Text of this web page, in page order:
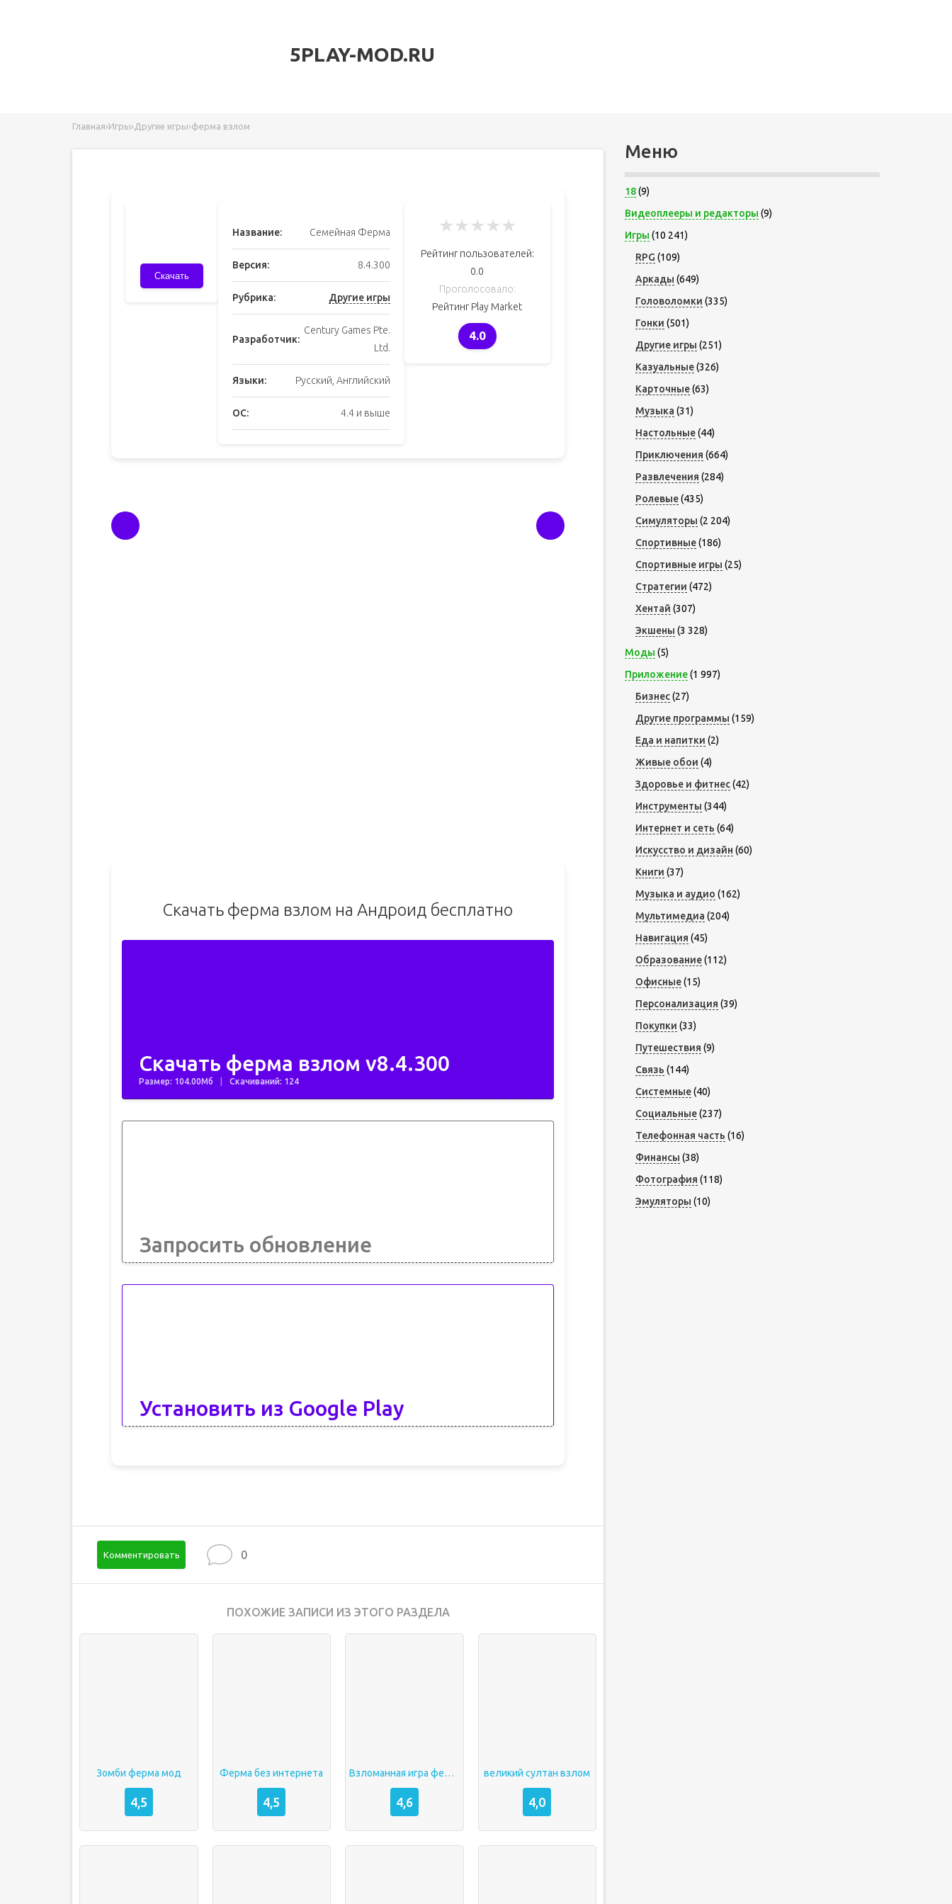
5PLAY-MOD.RU
Главная›Игры› Другие игры›ферма взлом
Скачать
Название: Семейная Ферма
Версия: 8.4.300
Рубрика: Другие игры
Разработчик:
Century Games Pte.
Ltd.
Языки: Русский, Английский
ОС: 4.4 и выше
★★★★★
Рейтинг пользователей:
0.0
Проголосовало:
Рейтинг Play Market
4.0
Скачать ферма взлом на Андроид бесплатно
Скачать ферма взлом v8.4.300
Размер: 104.00Мб Скачиваний: 124
Запросить обновление
Установить из Google Play
Комментировать 0
ПОХОЖИЕ ЗАПИСИ ИЗ ЭТОГО РАЗДЕЛА
Зомби ферма мод
4,5
Ферма без интернета
4,5
Взломанная игра ферма
4,6
великий султан взлом
4,0
Меню
18(9)
Видеоплееры и редакторы (9)
Игры (10 241)
RPG (109)
Аркады (649)
Головоломки (335)
Гонки (501)
Другие игры (251)
Казуальные(326)
Карточные(63)
Музыка (31)
Настольные(44)
Приключения (664)
Развлечения (284)
Ролевые(435)
Симуляторы (2 204)
Спортивные(186)
Спортивные игры (25)
Стратегии (472)
Хентай (307)
Экшены (3 328)
Моды (5)
Приложение(1 997)
Бизнес(27)
Другие программы (159)
Еда и напитки (2)
Живые обои (4)
Здоровье и фитнес(42)
Инструменты (344)
Интернет и сеть (64)
Искусство и дизайн (60)
Книги (37)
Музыка и аудио (162)
Мультимедиа (204)
Навигация (45)
Образование(112)
Офисные(15)
Персонализация (39)
Покупки (33)
Путешествия (9)
Связь (144)
Системные(40)
Социальные(237)
Телефонная часть (16)
Финансы (38)
Фотография (118)
Эмуляторы (10)